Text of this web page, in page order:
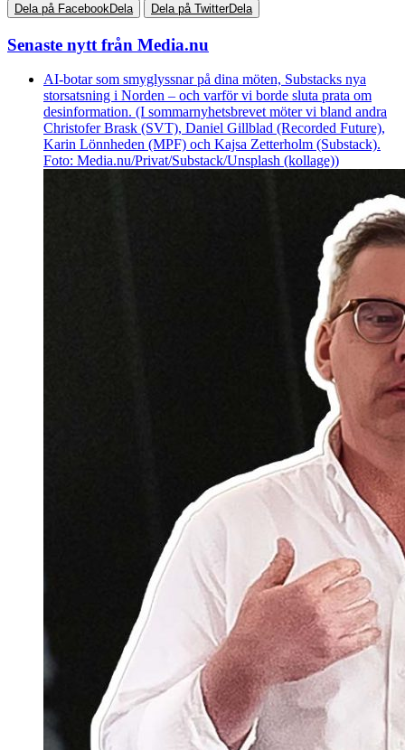
Dela på Facebook Dela Dela på TwitterDela
Senaste nytt från Media.nu
AI-botar som smyglyssnar på dina möten, Substacks nya
storsatsning i Norden – och varför vi borde sluta prata om
desinformation. (I sommarnyhetsbrevet möter vi bland andra
Christofer Brask (SVT), Daniel Gillblad (Recorded Future),
Karin Lönnheden (MPF) och Kajsa Zetterholm (Substack).
Foto: Media.nu/Privat/Substack/Unsplash (kollage))